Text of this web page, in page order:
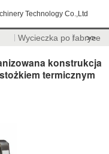
Technology Co.,Ltd
Wycieczka po fabryce
>>
konstrukcja
termicznym